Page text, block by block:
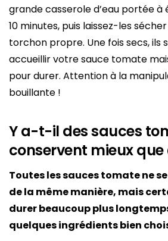
grande casserole d’eau portée
10 minutes, puis laissez-les
torchon propre. Une fois secs, ils
accueillir votre sauce tomate
pour durer. Attention à la
bouillante !
Y a-t-il des sauces
conservent mieux que
Toutes les sauces tomate ne
de la même manière, mais
durer beaucoup plus
quelques ingrédients bien